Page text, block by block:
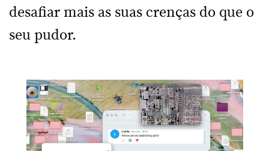
desafiar mais as suas crenças do que o
seu pudor.